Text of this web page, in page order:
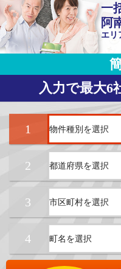
一
阿
エリ
入力で最大6
1
2
3
4